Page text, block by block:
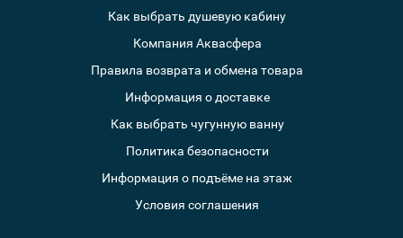
Как выбрать душевую кабину
Компания Аквасфера
Правила возврата и обмена товара
Информация о доставке
Как выбрать чугунную ванну
Политика безопасности
Информация о подъёме на этаж
Условия соглашения